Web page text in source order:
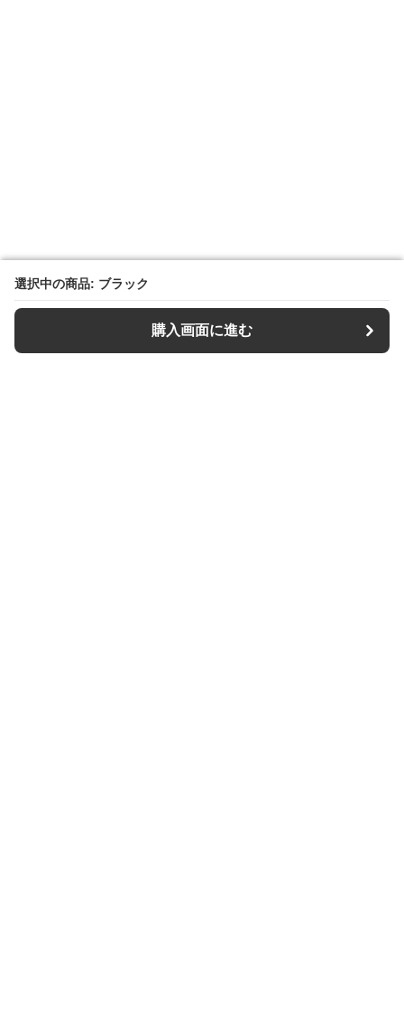
選択中の商品: ブラック
購入画面に進む
選択中の商品: ブラック
購入画面に進む